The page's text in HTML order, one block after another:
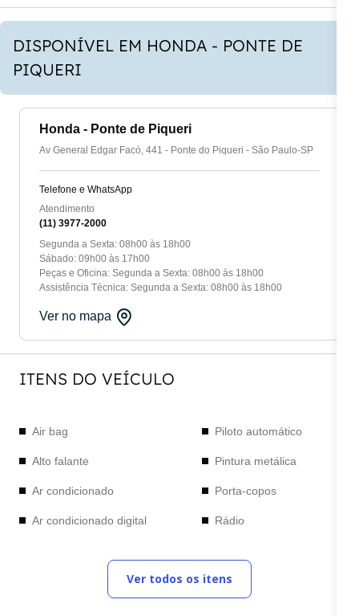
DISPONÍVEL EM HONDA - PONTE DE
PIQUERI
Honda - Ponte de Piqueri
Av General Edgar Facó, 441 - Ponte do Piqueri - São Paulo-SP
Telefone e WhatsApp
Atendimento
(11) 3977-2000
Segunda a Sexta: 08h00 às 18h00
Sábado: 09h00 às 17h00
Peças e Oficina: Segunda a Sexta: 08h00 às 18h00
Assistência Técnica: Segunda a Sexta: 08h00 às 18h00
Ver no mapa
ITENS DO VEÍCULO
Air bag
Alto falante
Ar condicionado
Ar condicionado digital
Piloto automático
Pintura metálica
Porta-copos
Rádio
Retrovisores elétricos
Ver todos os itens